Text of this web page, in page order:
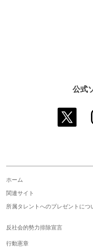
公式
ホーム
関連サイト
所属タレントへのプレゼントにつ
反社会的勢力排除宣言
行動憲章